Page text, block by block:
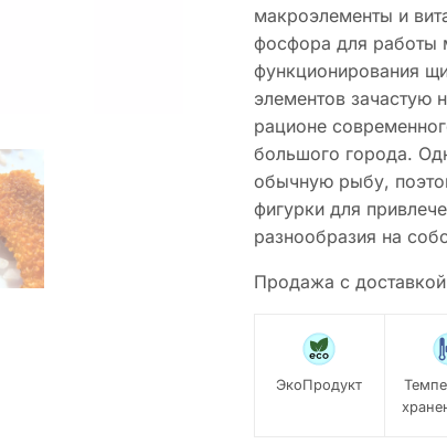
макроэлементы и
фосфора для работы
функционирования
элементов зачастую
рационе
большого города.
обычную рыбу,
фигурки для
разнообразия на
Продажа с
ЭкоПродукт